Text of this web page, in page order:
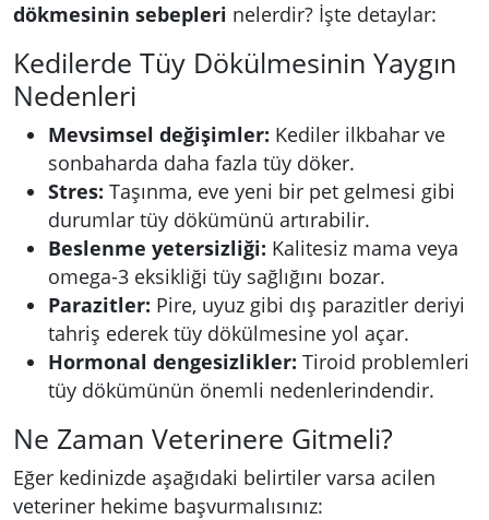
dökmesinin sebepleri nelerdir? İşte detaylar:
Kedilerde Tüy Dökülmesinin Yaygın
Nedenleri
Mevsimsel değişimler: Kediler ilkbahar ve
sonbaharda daha fazla tüy döker.
Stres: Taşınma, eve yeni bir pet gelmesi gibi
durumlar tüy dökümünü artırabilir.
Beslenme yetersizliği: Kalitesiz mama veya
omega-3 eksikliği tüy sağlığını bozar.
Parazitler: Pire, uyuz gibi dış parazitler deriyi
tahriş ederek tüy dökülmesine yol açar.
Hormonal dengesizlikler: Tiroid problemleri
tüy dökümünün önemli nedenlerindendir.
Ne Zaman Veterinere Gitmeli?
Eğer kedinizde aşağıdaki belirtiler varsa acilen
veteriner hekime başvurmalısınız: